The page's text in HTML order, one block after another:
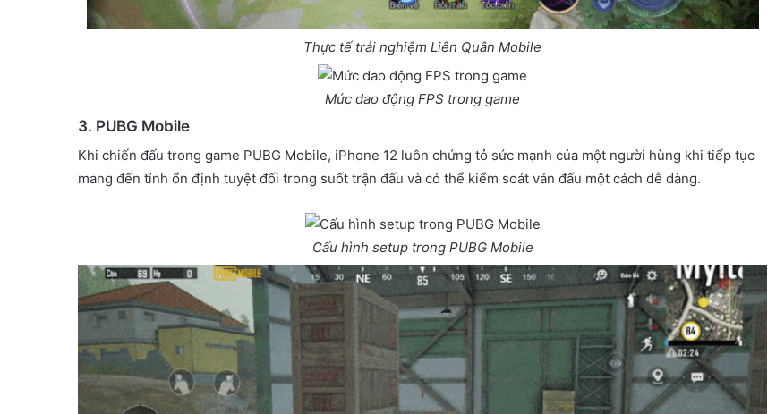
Thực tế trải nghiệm Liên Quân Mobile
Mức dao động FPS trong game
3. PUBG Mobile
Khi chiến đấu trong game PUBG Mobile, iPhone 12 luôn chứng tỏ sức mạnh của một người hùng khi tiếp tục
mang đến tính ổn định tuyệt đối trong suốt trận đấu và có thể kiểm soát ván đấu một cách dễ dàng.
Cấu hình setup trong PUBG Mobile